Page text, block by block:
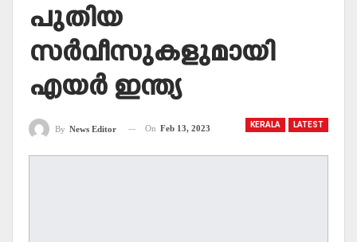
പുതിയ
സര്‍വീസുകളുമായി
എയര്‍ ഇന്ത്യ
KERALA LATEST
By News Editor On Feb 13, 2023